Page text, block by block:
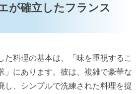
が確立したフランス
た料理の基本は、「味を重視するこ
」にあります。彼は、複雑で豪華な
し、シンプルで洗練された料理を提